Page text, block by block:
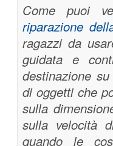
Come puoi
riparazione
ragazzi da
guidata e
destinazione
di oggetti che
sulla
sulla velocità
quando le